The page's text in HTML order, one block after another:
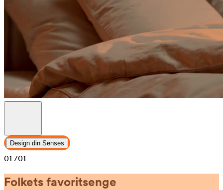
Design din Senses
01 /01
Folkets favoritsenge